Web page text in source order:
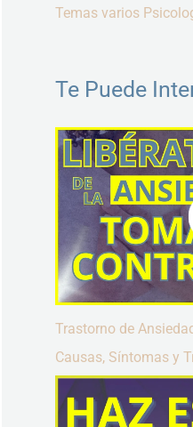
Temas varios
Te Puede
Trastorno de
Causas, Síntomas y